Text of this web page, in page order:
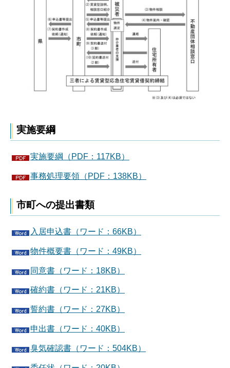
実施要綱
実施要綱（PDF：117KB）
事務処理要領（PDF：138KB）
市町への提出書類
入居申込書（ワード：66KB）
物件概要書（ワード：49KB）
同意書（ワード：18KB）
確約書（ワード：21KB）
誓約書（ワード：27KB）
申出書（ワード：40KB）
臭気確認書（ワード：504KB）